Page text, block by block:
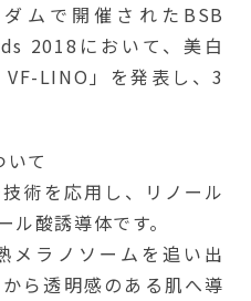
ムで開催されたBSB
2018において、美白
LINO」を発表し、3
て
術を応用し、リノール
酸誘導体です。
メラノソームを追い出
ら透明感のある肌へ導